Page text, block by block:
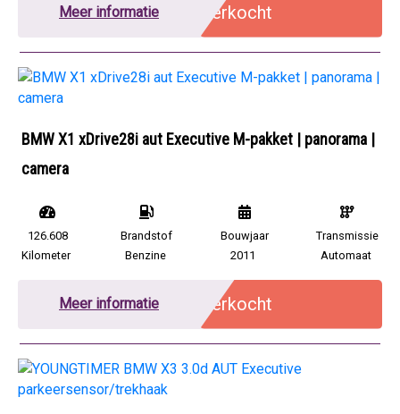
Meer informatie Verkocht
BMW X1 xDrive28i aut Executive M-pakket | panorama |
camera
126.608
Kilometer
Brandstof
Benzine
Bouwjaar
2011
Transmissie
Automaat
Meer informatie Verkocht